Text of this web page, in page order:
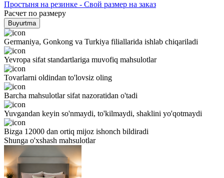
Простыня на резинке - Свой размер на заказ
Расчет по размеру
Buyurtma
Germaniya, Gonkong va Turkiya filiallarida ishlab chiqariladi
Yevropa sifat standartlariga muvofiq mahsulotlar
Tovarlarni oldindan to'lovsiz oling
Barcha mahsulotlar sifat nazoratidan o'tadi
Yuvgandan keyin so'nmaydi, to'kilmaydi, shaklini yo'qotmaydi
Bizga 12000 dan ortiq mijoz ishonch bildiradi
Shunga o'xshash mahsulotlar